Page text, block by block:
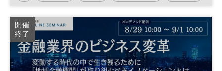
働き方改革
参加無料
開催
終了